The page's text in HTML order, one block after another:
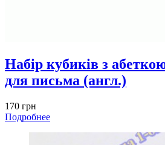
Набір кубиків з
для письма (англ.)
170 грн
Подробнее